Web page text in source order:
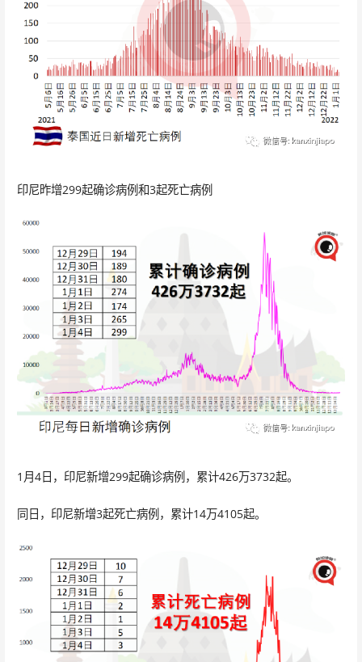
印尼昨增299起确诊病例和3起死亡病例
1月4日，印尼新增299起确诊病例，累计426万3732起。
同日，印尼新增3起死亡病例，累计14万4105起。